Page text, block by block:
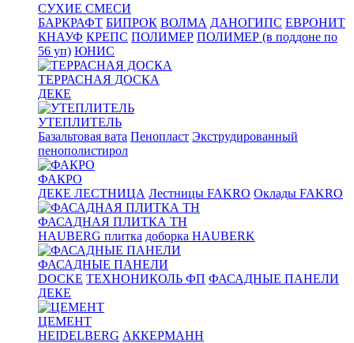
СУХИЕ СМЕСИ
БАРКРАФТ БИПРОК ВОЛМА ДАНОГИПС ЕВРОНИТ
КНАУФ КРЕПС ПОЛИМЕР ПОЛИМЕР (в поддоне по
56 уп) ЮНИС
ТЕРРАСНАЯ ДОСКА
ДЕКЕ
УТЕПЛИТЕЛЬ
Базальтовая вата Пенопласт Экструдированный
пенополистирол
ФАКРО
ДЕКЕ ЛЕСТНИЦА Лестницы FAKRO Оклады FAKRO
ФАСАДНАЯ ПЛИТКА ТН
HAUBERG плитка доборка HAUBERK
ФАСАДНЫЕ ПАНЕЛИ
DOCKE ТЕХНОНИКОЛЬ ФП ФАСАДНЫЕ ПАНЕЛИ
ДЕКЕ
ЦЕМЕНТ
HEIDELBERG АККЕРМАНН